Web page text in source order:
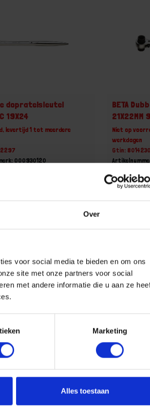
Over
voor social media te bieden en om ons
site met onze partners voor social
met andere informatie die u aan ze
Marketing
Alles toestaan
dopratelsleutel
19X24
levertijd 1 tot meerdere
000930120
+
Stuk
BETA
21X22MM
Niet op
werkdagen
Gtin:
€ 54,21
-
opsteekratel
BETA